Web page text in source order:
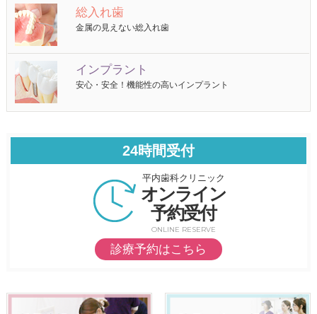
総入れ歯
金属の見えない総入れ歯
インプラント
安心・安全！機能性の高いインプラント
24時間受付
平内歯科クリニック
オンライン
予約受付
ONLINE RESERVE
診療予約はこちら